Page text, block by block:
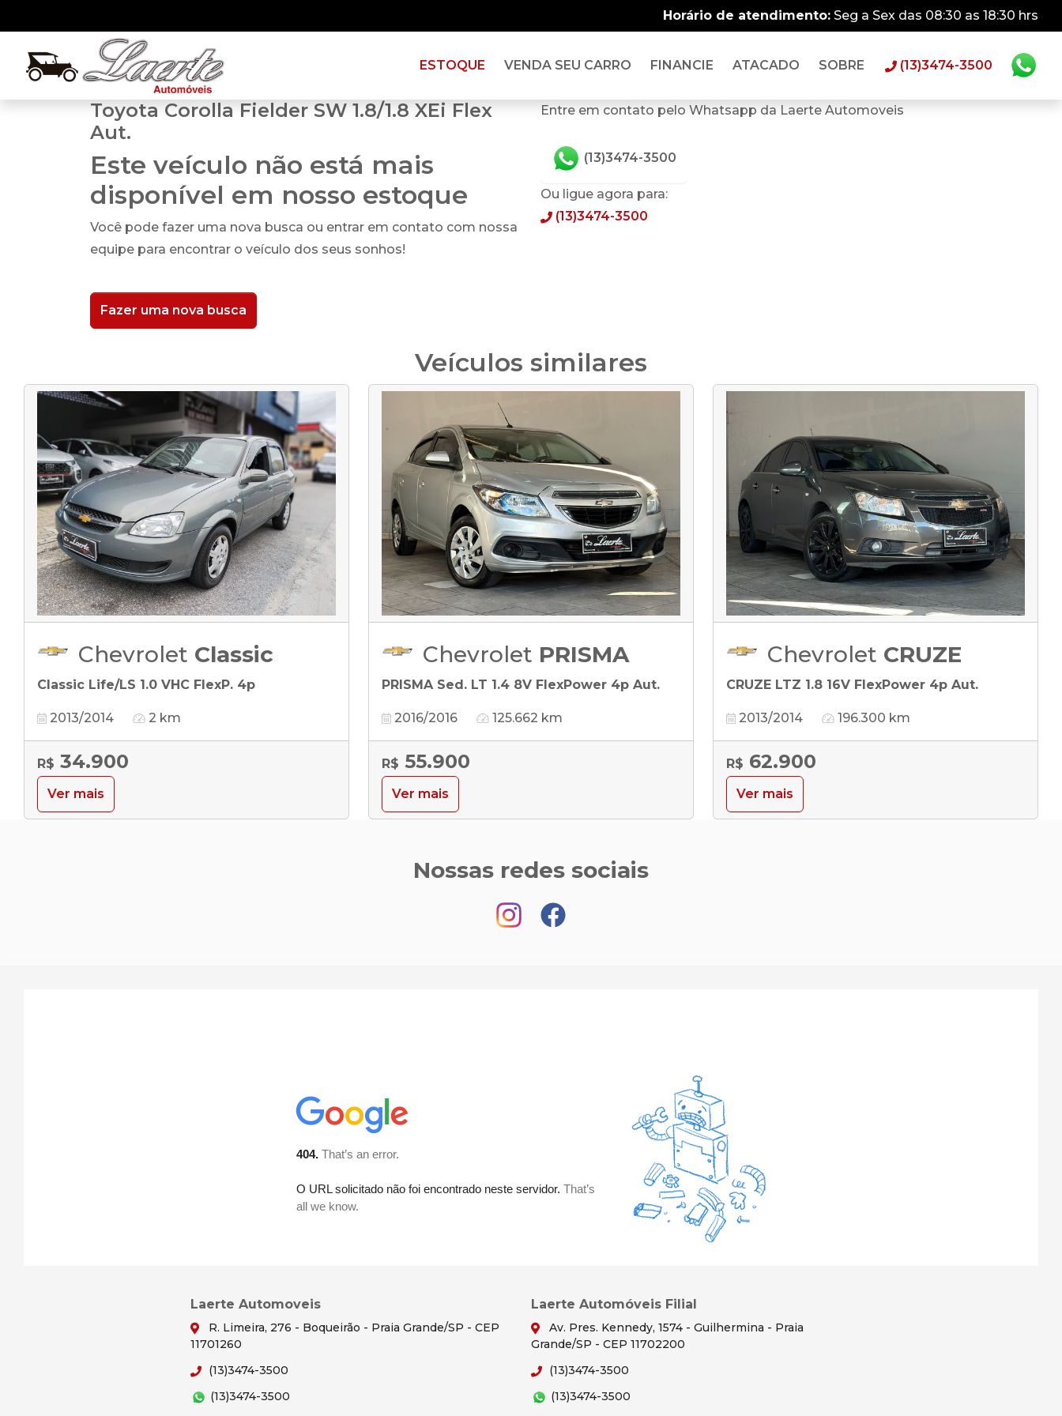
Horário de atendimento: Seg a Sex das 08:30 as 18:30 hrs
ESTOQUE VENDA SEU CARRO FINANCIE ATACADO SOBRE (13)3474-3500
Toyota Corolla Fielder SW 1.8/1.8 XEi Flex
Aut.
Este veículo não está mais
disponível em nosso estoque
Você pode fazer uma nova busca ou entrar em contato com nossa
equipe para encontrar o veículo dos seus sonhos!
Fazer uma nova busca
Entre em contato pelo Whatsapp da Laerte Automoveis
(13)3474-3500
Ou ligue agora para:
(13)3474-3500
Veículos similares
Chevrolet Classic
Classic Life/LS 1.0 VHC FlexP. 4p
2013/2014 2 km
R$ 34.900
Ver mais
Chevrolet PRISMA
PRISMA Sed. LT 1.4 8V FlexPower 4p Aut.
2016/2016 125.662 km
R$ 55.900
Ver mais
Chevrolet CRUZE
CRUZE LTZ 1.8 16V FlexPower 4p Aut.
2013/2014 196.300 km
R$ 62.900
Ver mais
Nossas redes sociais
Laerte Automoveis
R. Limeira, 276 - Boqueirão - Praia Grande/SP - CEP
11701260
(13)3474-3500
(13)3474-3500
Laerte Automóveis Filial
Av. Pres. Kennedy, 1574 - Guilhermina - Praia
Grande/SP - CEP 11702200
(13)3474-3500
(13)3474-3500